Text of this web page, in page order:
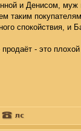
и Денисом, муж
таким
спокойствия, и
- это